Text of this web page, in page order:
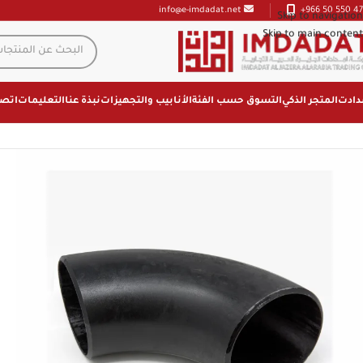
Skip to navigation
Skip to main content
+966 50 550
المتجر الذكيالتسوق حسب الفئةالأنابيب والتجهيزاتنبذة عناالتعليمات